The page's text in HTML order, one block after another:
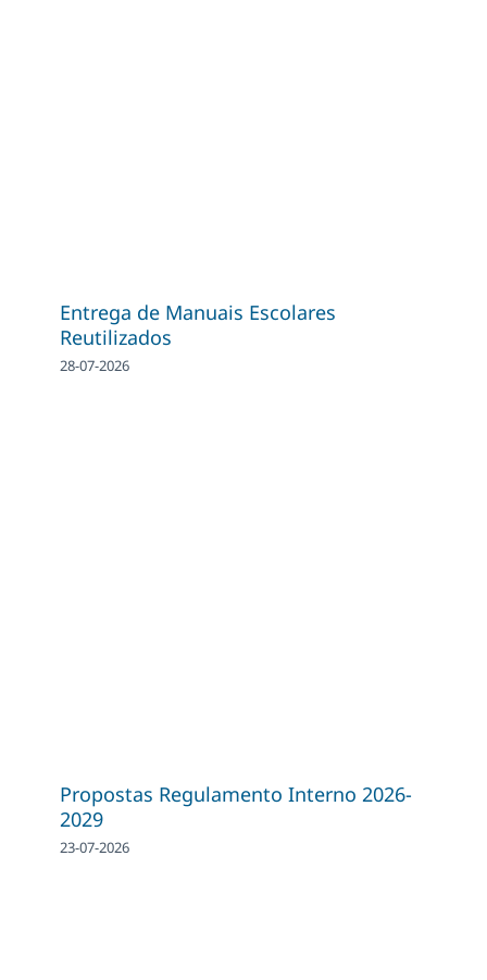
Entrega de Manuais Escolares
Reutilizados
28-07-2026
Propostas Regulamento Interno 2026-
2029
23-07-2026